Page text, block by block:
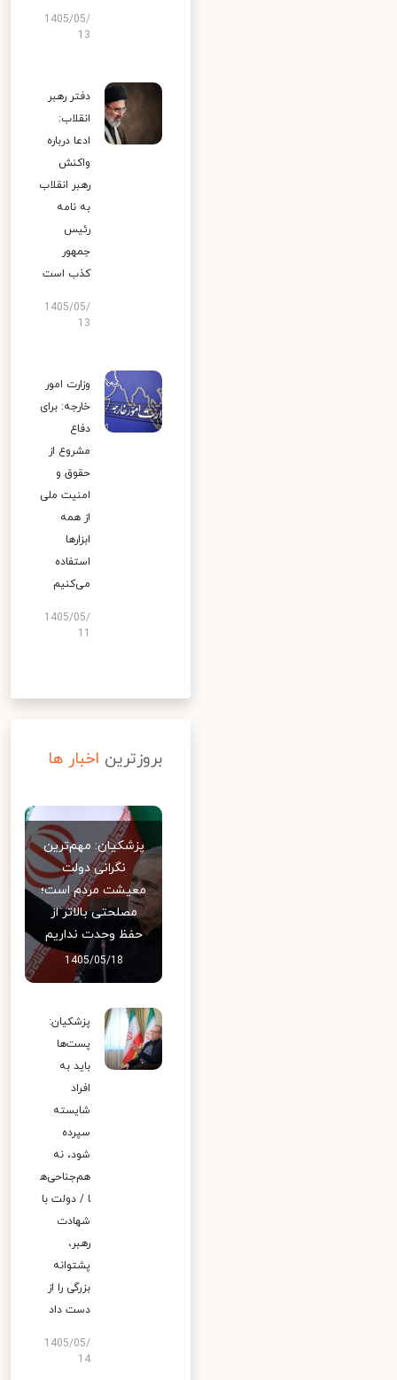
1405/05/
13
دفتر رهبر
انقلاب:
ادعا درباره
واکنش
رهبر انقلاب
به نامه
رئیس
جمهور
کذب است
1405/05/
13
وزارت امور
خارجه: برای
دفاع
مشروع از
حقوق و
امنیت ملی
از همه
ابزارها
استفاده
می‌کنیم
1405/05/
بروزترین اخبار ها
پزشکیان: مهم‌ترین
نگرانی دولت
معیشت مردم است؛
مصلحتی بالاتر از
حفظ وحدت نداریم
1405/05/18
پزشکیان:
پست‌ها
باید به
افراد
شایسته
سپرده
شود، نه
هم‌جناحی‌ه
ا / دولت با
شهادت
رهبر،
پشتوانه
بزرگی را از
دست داد
1405/05/
14